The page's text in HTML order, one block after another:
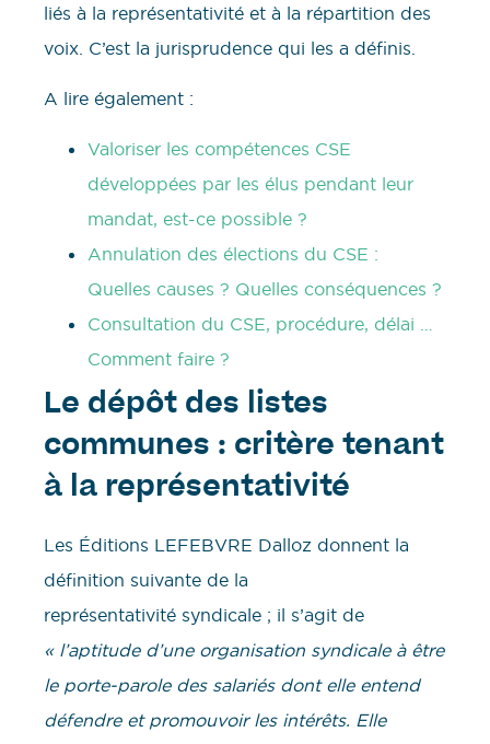
liés à la représentativité et à la répartition des
voix. C’est la jurisprudence qui les a définis.
A lire également :
Valoriser les compétences CSE
développées par les élus pendant leur
mandat, est-ce possible ?
Annulation des élections du CSE :
Quelles causes ? Quelles conséquences ?
Consultation du CSE, procédure, délai …
Comment faire ?
Le dépôt des listes
communes : critère tenant
à la représentativité
Les Éditions LEFEBVRE Dalloz donnent la
définition suivante de la
représentativité syndicale ; il s’agit de
« l’aptitude d’une organisation syndicale à être
le porte-parole des salariés dont elle entend
défendre et promouvoir les intérêts. Elle